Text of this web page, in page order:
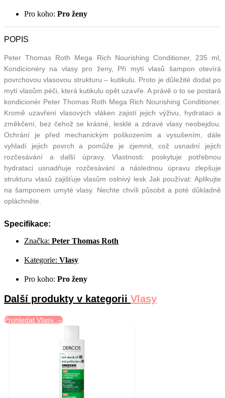
Pro koho: Pro ženy
POPIS
Peter Thomas Roth Mega Rich Nourishing Conditioner, 235 ml,
Kondicionéry na vlasy pro ženy, Při mytí vlasů šampon otevírá
povrchovou vlasovou strukturu – kutikulu. Proto je důležité dodat po
mytí vlasům péči, která kutikulu opět uzavře. A právě o to se postará
kondicionér Peter Thomas Roth Mega Rich Nourishing Conditioner.
Kromě uzavření vlasových vláken zajistí jejich výživu, hydrataci a
změkčení, bez čehož se krásné, lesklé a zdravé vlasy neobejdou.
Ochrání je před mechanickým poškozením a vysušením, dále
vyhladí jejich povrch a pomůže je zjemnit, což usnadní jejich
rozčesávání a další úpravy. Vlastnosti: poskytuje potřebnou
hydrataci usnadňuje rozčesávání a následnou úpravu zlepšuje
strukturu vlasů zajišťuje vlasům oslnivý lesk Jak používat: Aplikujte
na šamponem umyté vlasy. Nechte chvíli působit a poté důkladně
opláchněte.
Specifikace:
Značka: Peter Thomas Roth
Kategorie: Vlasy
Pro koho: Pro ženy
Další produkty v kategorii Vlasy
Prohledat Vlasy →